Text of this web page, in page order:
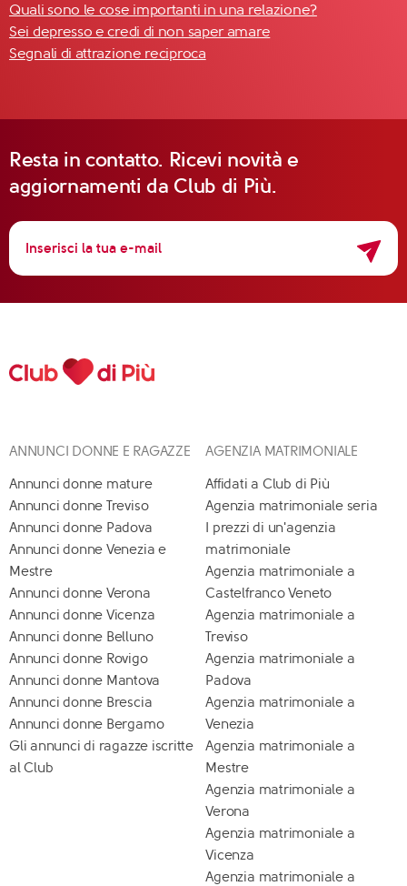
Quali sono le cose importanti in una relazione?
Sei depresso e credi di non saper amare
Segnali di attrazione reciproca
Resta in contatto. Ricevi novità e
aggiornamenti da Club di Più.
ANNUNCI DONNE E RAGAZZE
Annunci donne mature
Annunci donne Treviso
Annunci donne Padova
Annunci donne Venezia e
Mestre
Annunci donne Verona
Annunci donne Vicenza
Annunci donne Belluno
Annunci donne Rovigo
Annunci donne Mantova
Annunci donne Brescia
Annunci donne Bergamo
Gli annunci di ragazze iscritte
al Club
AGENZIA MATRIMONIALE
Affidati a Club di Più
Agenzia matrimoniale seria
I prezzi di un'agenzia
matrimoniale
Agenzia matrimoniale a
Castelfranco Veneto
Agenzia matrimoniale a
Treviso
Agenzia matrimoniale a
Padova
Agenzia matrimoniale a
Venezia
Agenzia matrimoniale a
Mestre
Agenzia matrimoniale a
Verona
Agenzia matrimoniale a
Vicenza
Agenzia matrimoniale a